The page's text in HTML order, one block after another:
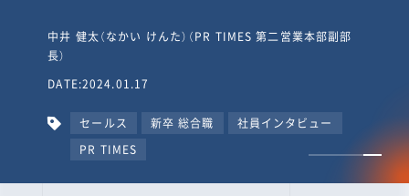
山田真輔（やまだ しんすけ）（執行役員 兼 Jooto事業部
長）
DATE:2023.09.08
カルチャー CxO キャリア入社 Jooto